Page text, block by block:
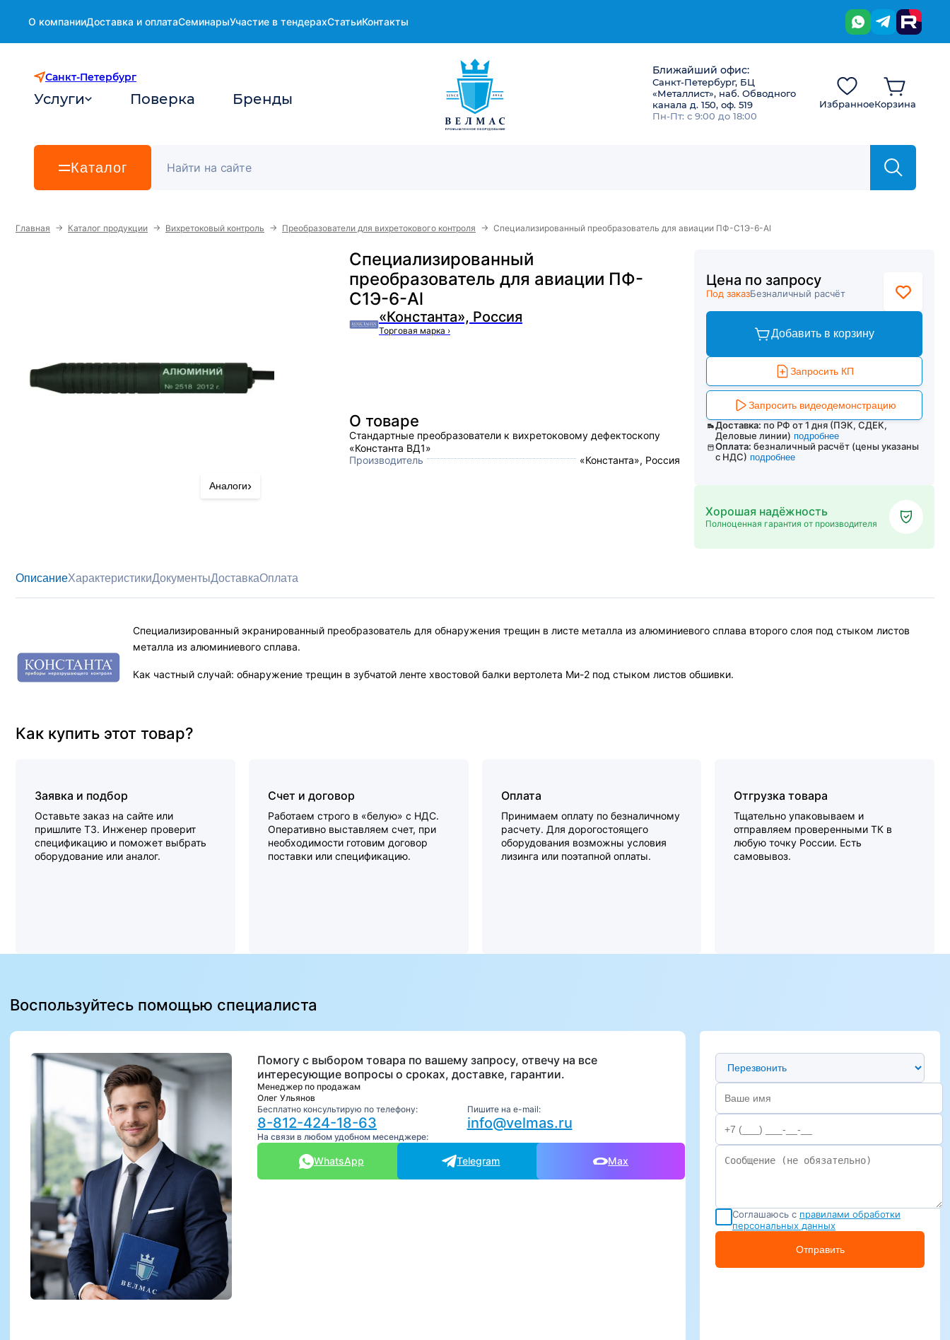
О компанииДоставка и оплатаСеминарыУчастие в тендерахСтатьиКонтакты
Санкт-Петербург
Услуги Поверка Бренды
Ближайший офис:
Санкт-Петербург, БЦ
«Металлист», наб. Обводного
канала д. 150, оф. 519
Пн-Пт: с 9:00 до 18:00
ИзбранноеКорзина
Каталог
Главная → Каталог продукции → Вихретоковый контроль → Преобразователи для вихретокового контроля → Специализированный преобразователь для авиации ПФ-С1Э-6-Al
Специализированный
преобразователь для авиации ПФ-
С1Э-6-Al
«Константа», Россия
Торговая марка ›
Аналоги›
О товаре
Стандартные преобразователи к вихретоковому дефектоскопу
«Константа ВД1»
Производитель
«Константа», Россия
Цена по запросу
Под заказБезналичный расчёт
Добавить в корзину
Запросить КП
Запросить видеодемонстрацию
Доставка: по РФ от 1 дня (ПЭК, СДЕК,
Деловые линии) подробнее
Оплата: безналичный расчёт (цены указаны
с НДС) подробнее
Хорошая надёжность
Полноценная гарантия от производителя
ОписаниеХарактеристикиДокументыДоставкаОплата
Специализированный экранированный преобразователь для обнаружения трещин в листе металла из алюминиевого сплава второго слоя под стыком листов
металла из алюминиевого сплава.
Как частный случай: обнаружение трещин в зубчатой ленте хвостовой балки вертолета Ми-2 под стыком листов обшивки.
Как купить этот товар?
Заявка и подбор
Оставьте заказ на сайте или
пришлите ТЗ. Инженер проверит
спецификацию и поможет выбрать
оборудование или аналог.
Счет и договор
Работаем строго в «белую» с НДС.
Оперативно выставляем счет, при
необходимости готовим договор
поставки или спецификацию.
Оплата
Принимаем оплату по безналичному
расчету. Для дорогостоящего
оборудования возможны условия
лизинга или поэтапной оплаты.
Отгрузка товара
Тщательно упаковываем и
отправляем проверенными ТК в
любую точку России. Есть
самовывоз.
Воспользуйтесь помощью специалиста
Помогу с выбором товара по вашему запросу, отвечу на все
интересующие вопросы о сроках, доставке, гарантии.
Менеджер по продажам
Олег Ульянов
Бесплатно консультирую по телефону:
8-812-424-18-63
Пишите на e-mail:
info@velmas.ru
На связи в любом удобном месенджере:
WhatsApp Telegram Max
Предпочтительный способ связи
Соглашаюсь с правилами обработки
персональных данных
Отправить